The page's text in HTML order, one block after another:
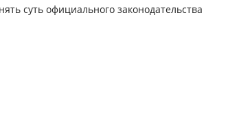
суть официального законодательства